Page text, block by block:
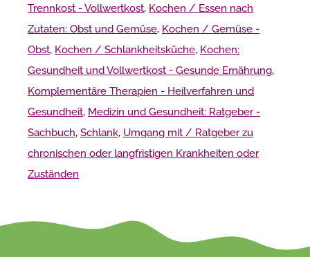
Trennkost - Vollwertkost, Kochen / Essen nach
Zutaten: Obst und Gemüse, Kochen / Gemüse -
Obst, Kochen / Schlankheitsküche, Kochen:
Gesundheit und Vollwertkost - Gesunde Ernährung,
Komplementäre Therapien - Heilverfahren und
Gesundheit, Medizin und Gesundheit: Ratgeber -
Sachbuch, Schlank, Umgang mit / Ratgeber zu
chronischen oder langfristigen Krankheiten oder
Zuständen